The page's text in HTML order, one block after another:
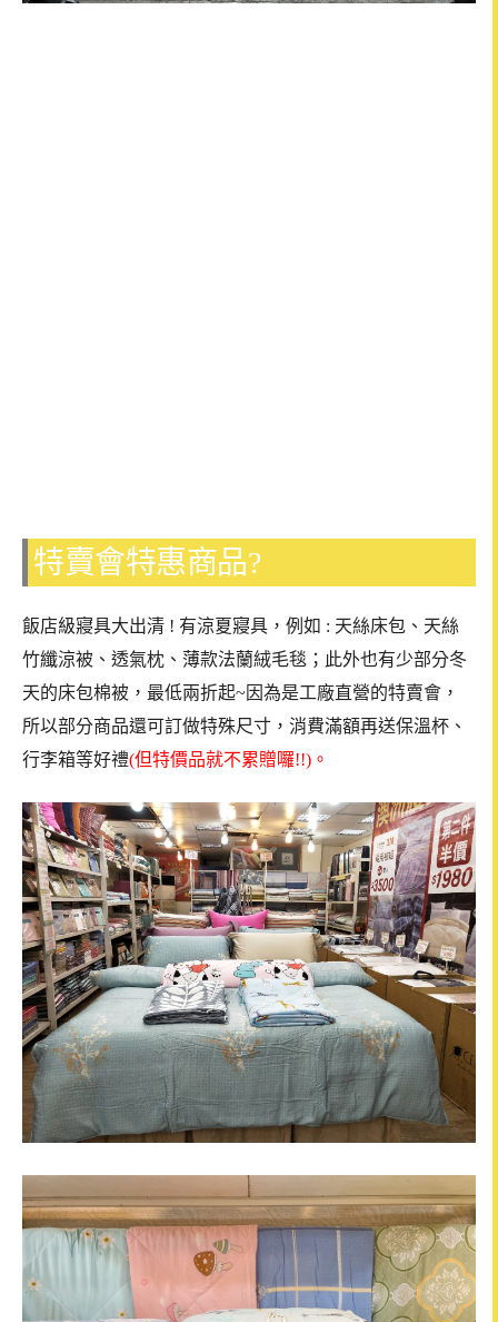
特賣會特惠商品?
飯店級寢具大出清 ! 有涼夏寢具，例如 : 天絲床包、天絲
竹纖涼被、透氣枕、薄款法蘭絨毛毯；此外也有少部分冬
天的床包棉被，最低兩折起~因為是工廠直營的特賣會，
所以部分商品還可訂做特殊尺寸，消費滿額再送保溫杯、
行李箱等好禮(但特價品就不累贈囉!!)。